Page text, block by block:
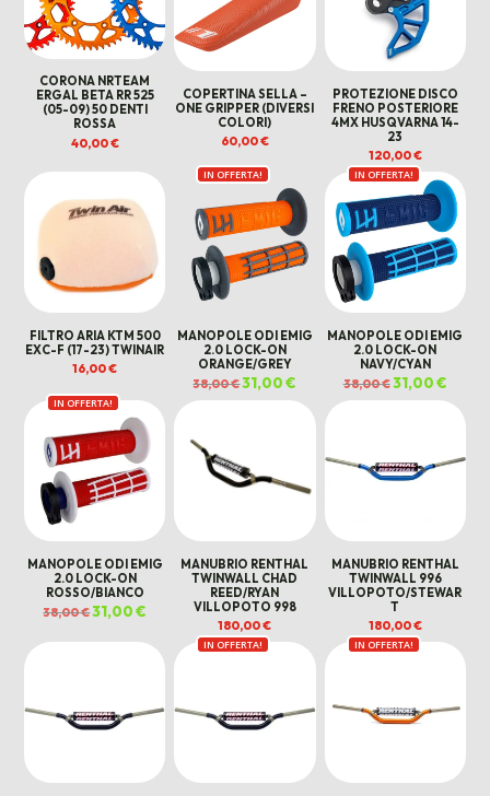
CORONA NRTEAM
ERGAL BETA RR 525
(05-09) 50 DENTI
ROSSA
40,00€
COPERTINA SELLA –
ONE GRIPPER (DIVERSI
COLORI)
60,00€
PROTEZIONE DISCO
FRENO POSTERIORE
4MX HUSQVARNA 14-
23
120,00€
FILTRO ARIA KTM 500
EXC-F (17-23) TWINAIR
16,00€
IN OFFERTA!
MANOPOLE ODI EMIG
2.0 LOCK-ON
ORANGE/GREY
38,00€Il
prezzo
originale
31,00€
attuale
31,00 €.
IN OFFERTA!
MANOPOLE ODI EMIG
2.0 LOCK-ON
NAVY/CYAN
38,00€ Il
prezzo
originale
31,00€Il
prezzo
31,00
IN OFFERTA!
MANOPOLE ODI EMIG
2.0 LOCK-ON
ROSSO/BIANCO
38,00€Il
prezzo
era:
31,00€
è:
31,00 €.
MANUBRIO RENTHAL
TWINWALL CHAD
REED/RYAN
VILLOPOTO 998
180,00€
MANUBRIO RENTHAL
TWINWALL 996
VILLOPOTO/STEWAR
T
180,00€
IN OFFERTA! IN OFFERTA!